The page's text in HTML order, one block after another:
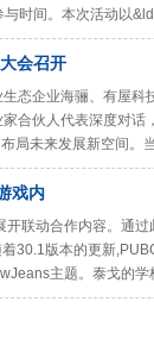
时间。本次活动以
会召开
态企业海骊、有屋科
合伙人代表深度对话
局未来发展新空间。
戏内
联动合作内容。通
30.1版本的更新
主题。泰戈的